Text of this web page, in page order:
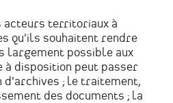
acteurs territoriaux à
qu'ils souhaitent rendre
largement possible aux
à disposition peut passer
; le traitement,
des documents ; la